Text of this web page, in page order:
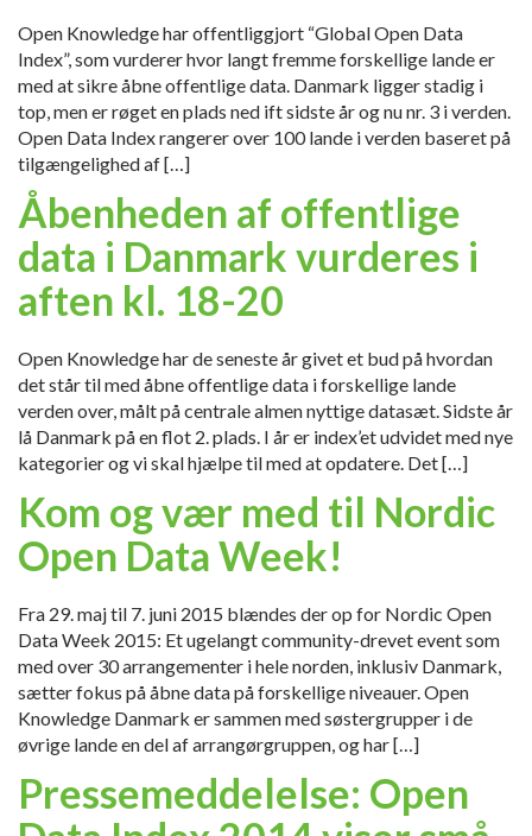
Open Knowledge har offentliggjort “Global Open Data
Index”, som vurderer hvor langt fremme forskellige lande er
med at sikre åbne offentlige data. Danmark ligger stadig i
top, men er røget en plads ned ift sidste år og nu nr. 3 i verden.
Open Data Index rangerer over 100 lande i verden baseret på
tilgængelighed af […]
Åbenheden af offentlige
data i Danmark vurderes i
aften kl. 18-20
Open Knowledge har de seneste år givet et bud på hvordan
det står til med åbne offentlige data i forskellige lande
verden over, målt på centrale almen nyttige datasæt. Sidste år
lå Danmark på en flot 2. plads. I år er index’et udvidet med nye
kategorier og vi skal hjælpe til med at opdatere. Det […]
Kom og vær med til Nordic
Open Data Week!
Fra 29. maj til 7. juni 2015 blændes der op for Nordic Open
Data Week 2015: Et ugelangt community-drevet event som
med over 30 arrangementer i hele norden, inklusiv Danmark,
sætter fokus på åbne data på forskellige niveauer. Open
Knowledge Danmark er sammen med søstergrupper i de
øvrige lande en del af arrangørgruppen, og har […]
Pressemeddelelse: Open